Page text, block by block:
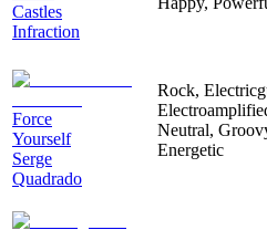
Castles
Infraction
Force
Yourself
Serge
Quadrado
Rock,
Neutral,
Energetic